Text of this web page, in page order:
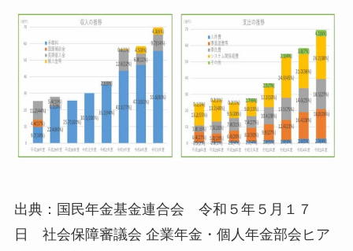
出典：国民年金基金連合会 令和５年５月１７
日 社会保障審議会 企業年金・個人年金部会ヒア